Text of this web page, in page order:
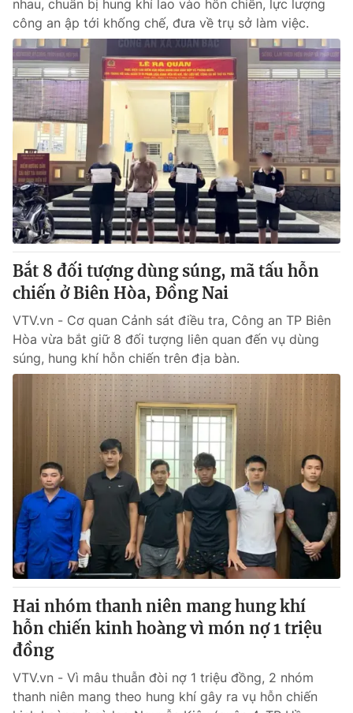
nhau, chuẩn bị hung khí lao vào hỗn chiến, lực lượng
công an ập tới khống chế, đưa về trụ sở làm việc.
Bắt 8 đối tượng dùng súng, mã tấu hỗn
chiến ở Biên Hòa, Đồng Nai
VTV.vn - Cơ quan Cảnh sát điều tra, Công an TP Biên
Hòa vừa bắt giữ 8 đối tượng liên quan đến vụ dùng
súng, hung khí hỗn chiến trên địa bàn.
Hai nhóm thanh niên mang hung khí
hỗn chiến kinh hoàng vì món nợ 1 triệu
đồng
VTV.vn - Vì mâu thuẫn đòi nợ 1 triệu đồng, 2 nhóm
thanh niên mang theo hung khí gây ra vụ hỗn chiến